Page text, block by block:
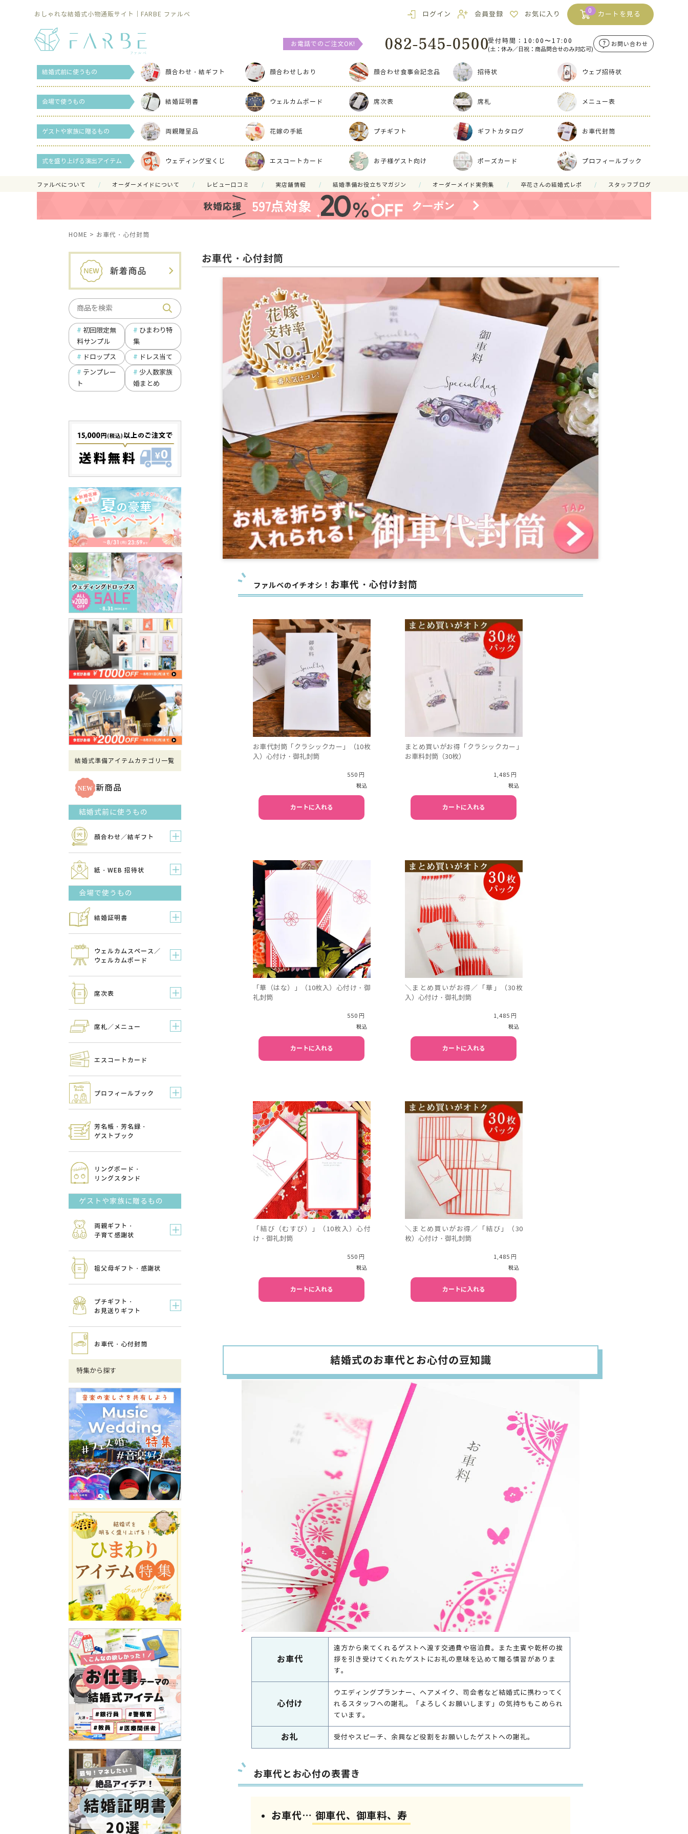
おしゃれな結婚式小物通販サイト｜FARBE ファルベ ログイン 会員登録 お気に入り 0 カートを見る
お電話でのご注文OK! 受付時間：10:00〜17:00
(土：休み／日祝：商品問合せのみ対応可)
お問い合わせ
結婚式前に使うもの 顔合わせ・結ギフト 顔合わせしおり 顔合わせ食事会記念品 招待状 ウェブ招待状
会場で使うもの 結婚証明書 ウェルカムボード 席次表 席札 メニュー表
ゲストや家族に贈るもの 両親贈呈品 花嫁の手紙 プチギフト ギフトカタログ お車代封筒
式を盛り上げる演出アイテム ウェディング宝くじ エスコートカード お子様ゲスト向け ポーズカード プロフィールブック
ファルべについて オーダーメイドについて レビュー口コミ 実店舗情報 結婚準備お役立ちマガジン オーダーメイド実例集 卒花さんの結婚式レポ スタッフブログ
HOME お車代・心付封筒
初回限定無
料サンプル
ひまわり特
集
ドロップス
ドレス当て
テンプレー
ト
少人数家族
婚まとめ
結婚式準備アイテムカテゴリ一覧
新商品
結婚式前に使うもの
顔合わせ／結ギフト
紙・WEB 招待状
会場で使うもの
結婚証明書
ウェルカムスペース／
ウェルカムボード
席次表
席札／メニュー
エスコートカード
プロフィールブック
芳名帳・芳名録・
ゲストブック
リングボード・
リングスタンド
ゲストや家族に贈るもの
両親ギフト・
子育て感謝状
祖父母ギフト・感謝状
プチギフト・
お見送りギフト
お車代・心付封筒
特集から探す
お車代・心付封筒
ファルベのイチオシ！ お車代・心付け封筒
お車代封筒「クラシックカー」（10枚
入）心付け・御礼封筒
550
税込
カートに入れる
まとめ買いがお得「クラシックカー」
お車料封筒（30枚）
1,485
税込
カートに入れる
「華（はな）」（10枚入）心付け・御
礼封筒
550
税込
カートに入れる
＼まとめ買いがお得／「華」（30枚
入）心付け・御礼封筒
1,485
税込
カートに入れる
「結び（むすび）」（10枚入）心付
け・御礼封筒
550
税込
カートに入れる
＼まとめ買いがお得／「結び」（30
枚）心付け・御礼封筒
1,485
税込
カートに入れる
結婚式のお車代とお心付の豆知識
お車代
遠方から来てくれるゲストへ渡す交通費や宿泊費。また主賓や乾杯の挨
拶を引き受けてくれたゲストにお礼の意味を込めて贈る慣習がありま
す。
心付け
ウエディングプランナー、ヘアメイク、司会者など結婚式に携わってく
れるスタッフへの謝礼。「よろしくお願いします」の気持ちもこめられ
ています。
お礼 受付やスピーチ、余興など役割をお願いしたゲストへの謝礼。
お車代とお心付の表書き
お車代… 御車代、御車料、寿